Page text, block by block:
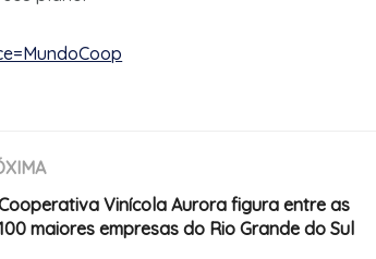
Vinícola Aurora figura entre as
maiores empresas do Rio Grande do Sul